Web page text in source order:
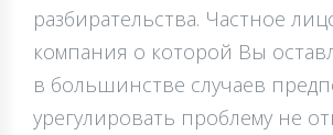
разбирательства. Частное
компания о которой Вы
в большинстве случаев
урегулировать проблему не